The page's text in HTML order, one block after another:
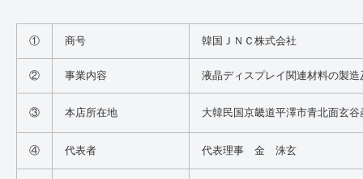
① 商号 韓国ＪＮＣ株式会社
② 事業内容 液晶ディスプレイ関連材料の製造
③ 本店所在地 大韓民国京畿道平澤市青北面玄谷
④ 代表者 代表理事 金 洙玄